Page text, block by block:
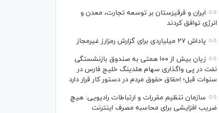
ایران و قرقیزستان بر توسعه تجارت، معدن و
انرژی توافق کردند
پاداش ۲۷ میلیاردی برای گزارش رمزارز غیرمجاز
زیان بیش از ۱۰۰ همتی به صندوق بازنشستگی
نفت در پی واگذاری سهام هلدینگ خلیج فارس در
سنوات قبل؛ احقاق حقوق مردم در دستور کار قرار دارد
سازمان تنظیم مقررات و ارتباطات رادیویی: هیچ
ضریب افزایشی برای محاسبه مصرف اینترنت